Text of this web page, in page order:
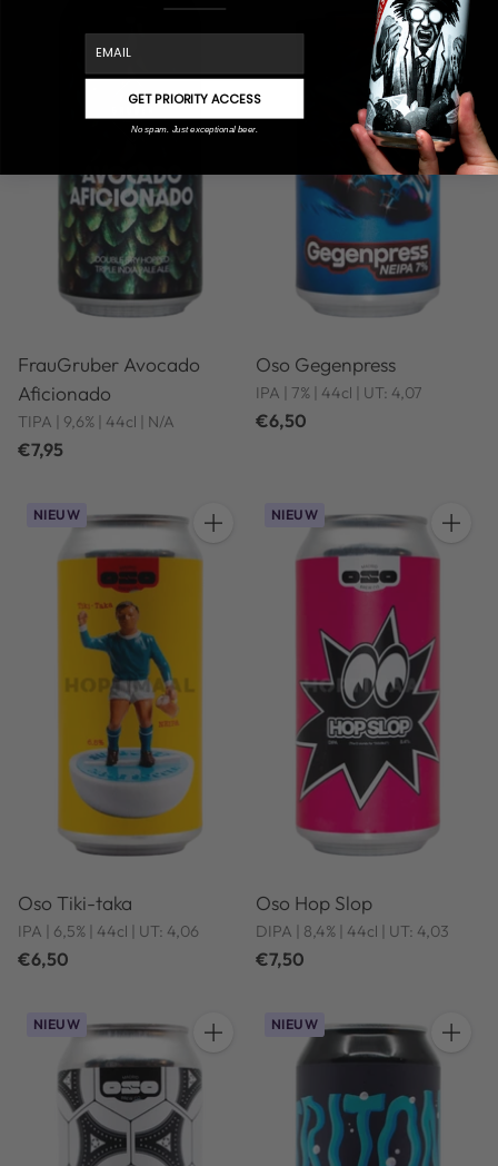
FrauGruber Avocado
Aficionado
TIPA | 9,6% | 44cl | N/A
€7,95
Oso Gegenpress
IPA | 7% | 44cl | UT: 4,07
€6,50
NIEUW
Oso Tiki-taka
IPA | 6,5% | 44cl | UT: 4,06
€6,50
NIEUW
Oso Hop Slop
DIPA | 8,4% | 44cl | UT: 4,03
€7,50
NIEUW NIEUW
GET PRIORITY ACCESS
No spam. Just exceptional beer.